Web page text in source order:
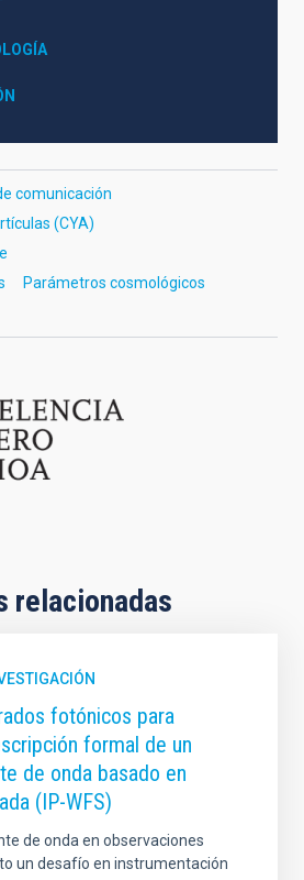
comunicación
(CYA)
Parámetros cosmológicos
relacionadas
fotónicos para
formal de un
de onda basado en
(IP-WFS)
de onda en observaciones
un desafío en instrumentación